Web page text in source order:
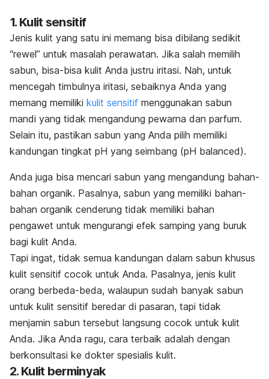
1. Kulit sensitif
Jenis kulit yang satu ini memang bisa dibilang sedikit
“rewel” untuk masalah perawatan. Jika salah memilih
sabun, bisa-bisa kulit Anda justru iritasi. Nah, untuk
mencegah timbulnya iritasi, sebaiknya Anda yang
memang memiliki kulit sensitif menggunakan sabun
mandi yang tidak mengandung pewarna dan parfum.
Selain itu, pastikan sabun yang Anda pilih memiliki
kandungan tingkat pH yang seimbang (pH balanced).
Anda juga bisa mencari sabun yang mengandung bahan-
bahan organik. Pasalnya, sabun yang memiliki bahan-
bahan organik cenderung tidak memiliki bahan
pengawet untuk mengurangi efek samping yang buruk
bagi kulit Anda.
Tapi ingat, tidak semua kandungan dalam sabun khusus
kulit sensitif cocok untuk Anda. Pasalnya, jenis kulit
orang berbeda-beda, walaupun sudah banyak sabun
untuk kulit sensitif beredar di pasaran, tapi tidak
menjamin sabun tersebut langsung cocok untuk kulit
Anda. Jika Anda ragu, cara terbaik adalah dengan
berkonsultasi ke dokter spesialis kulit.
2. Kulit berminyak